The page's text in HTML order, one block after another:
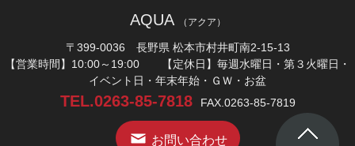
AQUA （アクア）
〒399-0036 長野県 松本市村井町南2-15-13
【営業時間】10:00～19:00 【定休日】毎週水曜日・第３火曜日・
イベント日・年末年始・ＧＷ・お盆
TEL.0263-85-7818 FAX.0263-85-7819
お問い合わせ